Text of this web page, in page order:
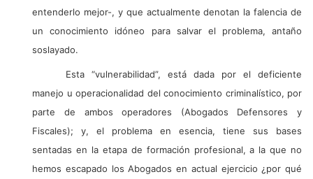
entenderlo mejor-, y que actualmente denotan la falencia de
un conocimiento idóneo para salvar el problema, antaño
soslayado.
Esta “vulnerabilidad”, está dada por el deficiente
manejo u operacionalidad del conocimiento criminalístico, por
parte de ambos operadores (Abogados Defensores y
Fiscales); y, el problema en esencia, tiene sus bases
sentadas en la etapa de formación profesional, a la que no
hemos escapado los Abogados en actual ejercicio ¿por qué